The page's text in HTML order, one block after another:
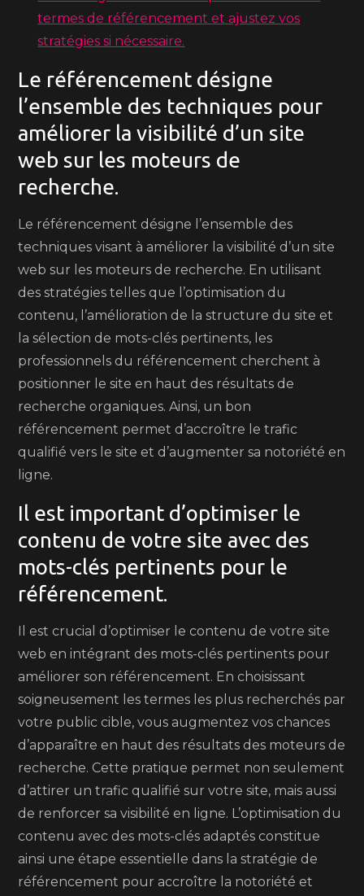
termes de référencement et ajustez vos
stratégies si nécessaire.
Le référencement désigne
l’ensemble des techniques pour
améliorer la visibilité d’un site
web sur les moteurs de
recherche.
Le référencement désigne l’ensemble des
techniques visant à améliorer la visibilité d’un site
web sur les moteurs de recherche. En utilisant
des stratégies telles que l’optimisation du
contenu, l’amélioration de la structure du site et
la sélection de mots-clés pertinents, les
professionnels du référencement cherchent à
positionner le site en haut des résultats de
recherche organiques. Ainsi, un bon
référencement permet d’accroître le trafic
qualifié vers le site et d’augmenter sa notoriété en
ligne.
Il est important d’optimiser le
contenu de votre site avec des
mots-clés pertinents pour le
référencement.
Il est crucial d’optimiser le contenu de votre site
web en intégrant des mots-clés pertinents pour
améliorer son référencement. En choisissant
soigneusement les termes les plus recherchés par
votre public cible, vous augmentez vos chances
d’apparaître en haut des résultats des moteurs de
recherche. Cette pratique permet non seulement
d’attirer un trafic qualifié sur votre site, mais aussi
de renforcer sa visibilité en ligne. L’optimisation du
contenu avec des mots-clés adaptés constitue
ainsi une étape essentielle dans la stratégie de
référencement pour accroître la notoriété et